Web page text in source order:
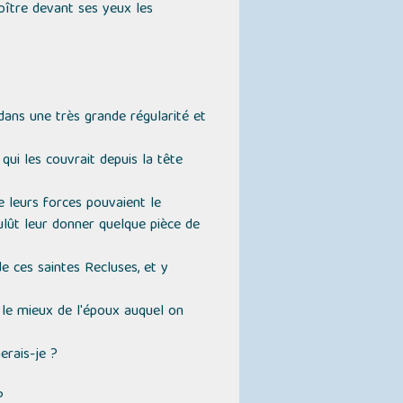
devant ses yeux les
une très grande régularité et
les couvrait depuis la tête
leurs forces pouvaient le
leur donner quelque pièce de
saintes Recluses, et y
mieux de l'époux auquel on
je ?